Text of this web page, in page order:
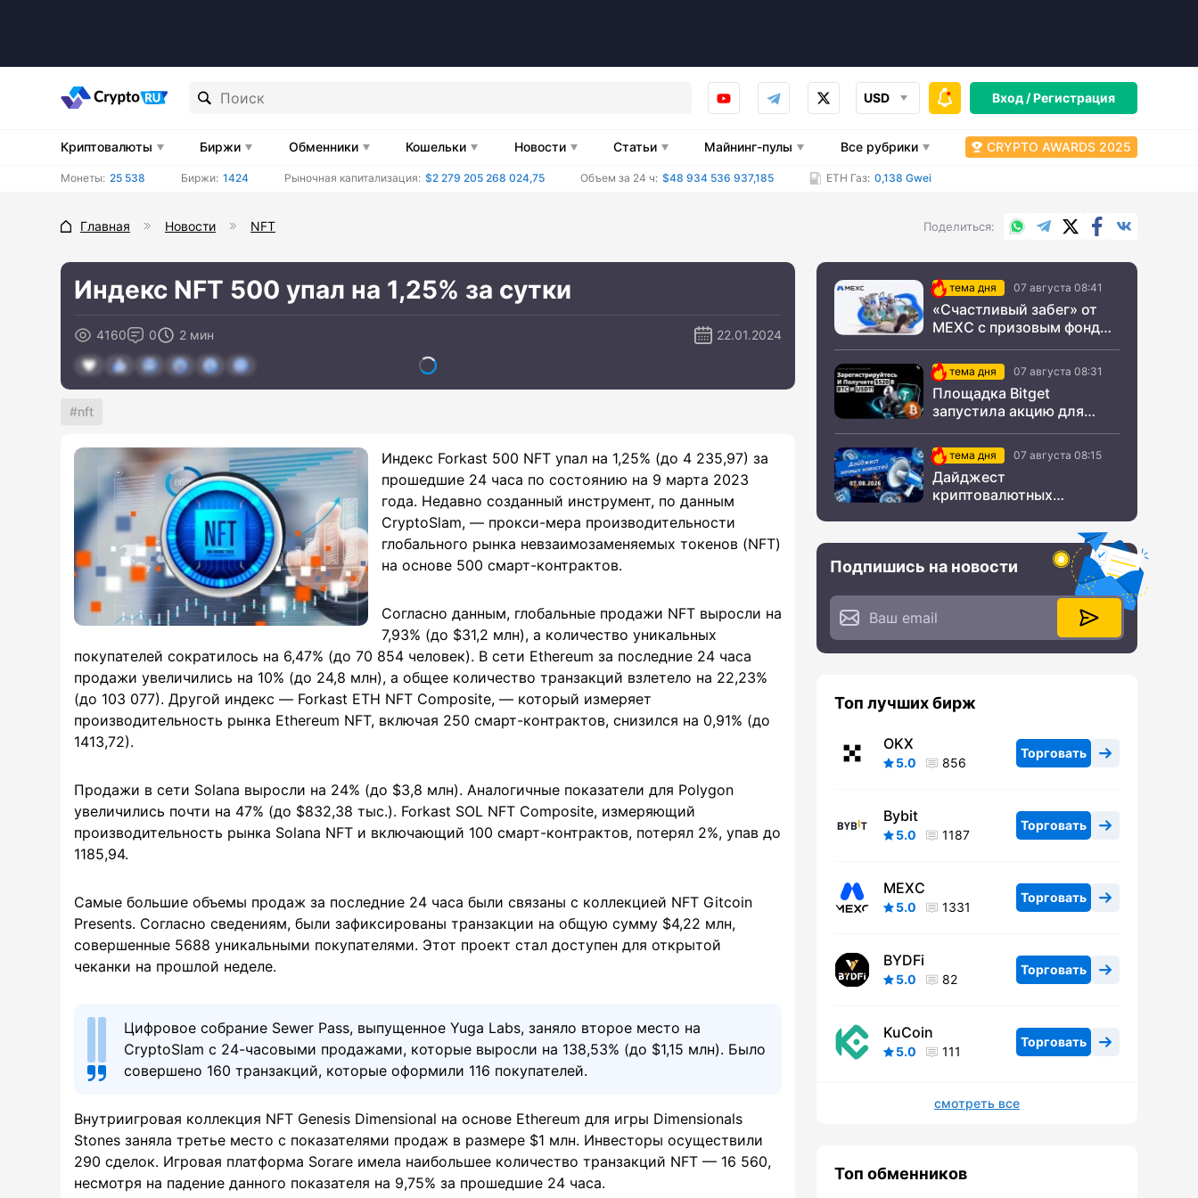
USD Вход /Регистрация
Криптовалюты Биржи Обменники Кошельки Новости Статьи Майнинг-пулы Все рубрики CRYPTO AWARDS 2025
Монеты: 25 538 Биржи: 1424 Рыночная капитализация: $2 279 205 268 024,75 Объем за 24 ч: $48 934 536 937,185 ETH Газ: 0,138 Gwei
Главная Новости NFT Поделиться WhatsApp
TelegramX.comFacebook
Индекс NFT 500 упал на 1,25% за сутки
4160 0 2 мин 22.01.2024
nft
Индекс Forkast 500 NFT упал на 1,25% (до 4 235,97) за
прошедшие 24 часа по состоянию на 9 марта 2023
года. Недавно созданный инструмент, по данным
CryptoSlam, — прокси-мера производительности
глобального рынка невзаимозаменяемых токенов (NFT)
на основе 500 смарт-контрактов.
Согласно данным, глобальные продажи NFT выросли на
7,93% (до $31,2 млн), а количество уникальных
покупателей сократилось на 6,47% (до 70 854 человек). В сети Ethereum за последние 24 часа
продажи увеличились на 10% (до 24,8 млн), а общее количество транзакций взлетело на 22,23%
(до 103 077). Другой индекс — Forkast ETH NFT Composite, — который измеряет
производительность рынка Ethereum NFT, включая 250 смарт-контрактов, снизился на 0,91% (до
1413,72).
Продажи в сети Solana выросли на 24% (до $3,8 млн). Аналогичные показатели для Polygon
увеличились почти на 47% (до $832,38 тыс.). Forkast SOL NFT Composite, измеряющий
производительность рынка Solana NFT и включающий 100 смарт-контрактов, потерял 2%, упав до
1185,94.
Самые большие объемы продаж за последние 24 часа были связаны с коллекцией NFT Gitcoin
Presents. Согласно сведениям, были зафиксированы транзакции на общую сумму $4,22 млн,
совершенные 5688 уникальными покупателями. Этот проект стал доступен для открытой
чеканки на прошлой неделе.
Цифровое собрание Sewer Pass, выпущенное Yuga Labs, заняло второе место на
CryptoSlam с 24-часовыми продажами, которые выросли на 138,53% (до $1,15 млн). Было
совершено 160 транзакций, которые оформили 116 покупателей.
Внутриигровая коллекция NFT Genesis Dimensional на основе Ethereum для игры Dimensionals
Stones заняла третье место с показателями продаж в размере $1 млн. Инвесторы осуществили
290 сделок. Игровая платформа Sorare имела наибольшее количество транзакций NFT — 16 560,
несмотря на падение данного показателя на 9,75% за прошедшие 24 часа.
тема дня 07 августа 08:41
«Счастливый забег» от
MEXC с призовым фондом
тема дня 07 августа 08:31
Площадка Bitget
запустила акцию для
СНГтема дня 07 августа 08:15
Дайджест
криптовалютных
Подпишись на новости
Топ лучших бирж
OKX
5.0 856
Торговать
Bybit
5.0 1187
Торговать
MEXC
5.0 1331
Торговать
BYDFi
5.0 82
Торговать
KuCoin
5.0 111
Торговать
смотреть все
Топ обменников